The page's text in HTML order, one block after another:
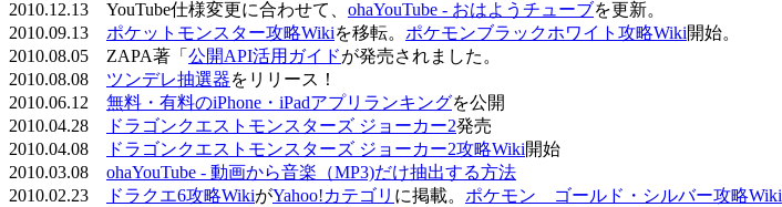
2010.12.13 YouTube仕様変更に合わせて、 ohaYouTube - おはようチューブを更新。
2010.09.13 ポケットモンスター攻略Wikiを移転。 ポケモンブラックホワイト攻略Wiki開始。
2010.08.05 ZAPA著「 公開API活用ガイドが発売されました。
2010.08.08 ツンデレ抽選器をリリース！
2010.06.12 無料・有料のiPhone・iPadアプリランキングを公開
2010.04.28
ドラゴンクエストモンスターズ ジョーカー2発売
2010.04.08
ドラゴンクエストモンスターズ ジョーカー2攻略Wiki開始
2010.03.08 ohaYouTube - 動画から音楽（MP3)だけ抽出する方法
2010.02.23
ドラクエ6攻略WikiがYahoo!カテゴリ に掲載。 ポケモン ゴールド・シルバー攻略Wiki